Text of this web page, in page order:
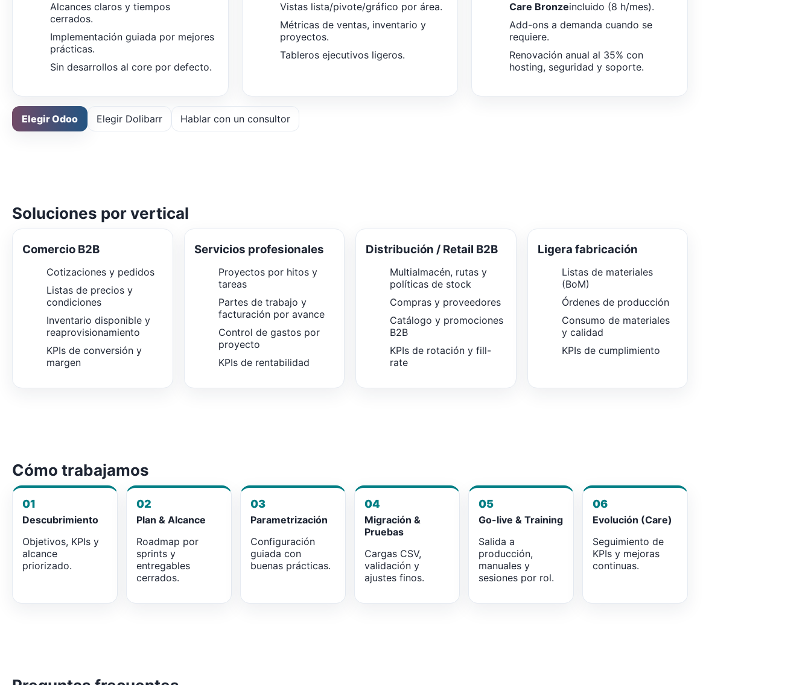
Alcances claros y tiempos
cerrados.
Implementación guiada por mejores
prácticas.
Sin desarrollos al core por defecto.
Vistas lista/pivote/gráfico por área.
Métricas de ventas, inventario y
proyectos.
Tableros ejecutivos ligeros.
Care Bronzeincluido (8 h/mes).
Add-ons a demanda cuando se
requiere.
Renovación anual al 35% con
hosting, seguridad y soporte.
Elegir Odoo Elegir Dolibarr Hablar con un consultor
Soluciones por vertical
Comercio B2B
Cotizaciones y pedidos
Listas de precios y
condiciones
Inventario disponible y
reaprovisionamiento
KPIs de conversión y
margen
Servicios profesionales
Proyectos por hitos y
tareas
Partes de trabajo y
facturación por avance
Control de gastos por
proyecto
KPIs de rentabilidad
Distribución / Retail B2B
Multialmacén, rutas y
políticas de stock
Compras y proveedores
Catálogo y promociones
B2B
KPIs de rotación y fill-
rate
Ligera fabricación
Listas de materiales
(BoM)
Órdenes de producción
Consumo de materiales
y calidad
KPIs de cumplimiento
Cómo trabajamos
01
Descubrimiento
Objetivos, KPIs y
alcance
priorizado.
02
Plan & Alcance
Roadmap por
sprints y
entregables
cerrados.
03
Parametrización
Configuración
guiada con
buenas prácticas.
04
Migración &
Pruebas
Cargas CSV,
validación y
ajustes finos.
05
Go-live & Training
Salida a
producción,
manuales y
sesiones por rol.
06
Evolución (Care)
Seguimiento de
KPIs y mejoras
continuas.